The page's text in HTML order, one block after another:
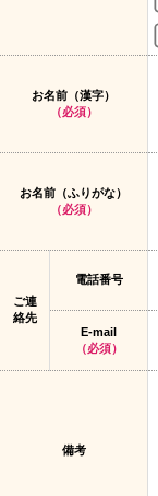
お名前（漢字）
（必須）
お名前（ふりがな）
（必須）
ご連
絡先
電話番号
E-mail
（必須）
備考